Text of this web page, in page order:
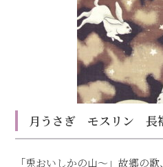
月うさぎ モスリン 長
「兎おいしかの山～」故郷の